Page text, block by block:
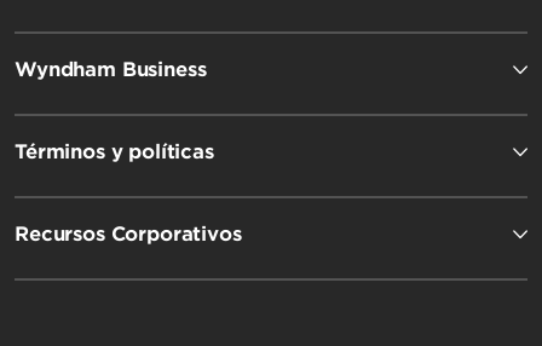
Wyndham Business
Términos y políticas
Recursos Corporativos